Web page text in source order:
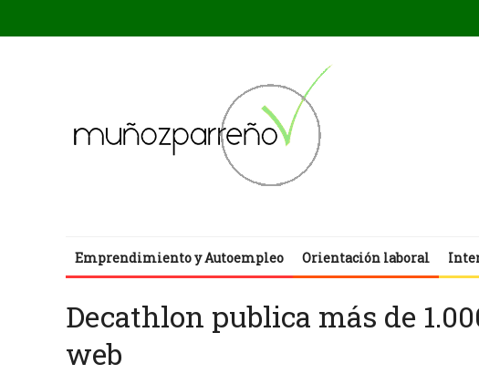
Emprendimiento y Autoempleo Orientación laboral
Decathlon publica más de
web